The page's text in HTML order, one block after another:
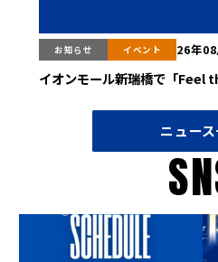
お知らせ イベント 26年
イオンモール新瑞橋で「Feel
ニュー